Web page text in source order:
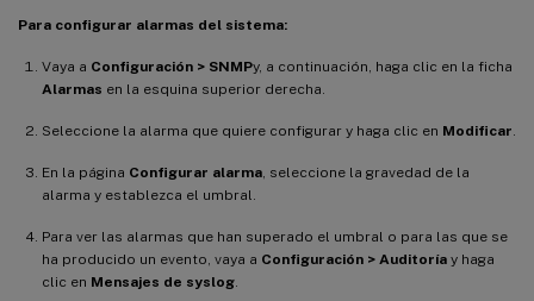
Para configurar alarmas del sistema:
Vaya a Configuración > SNMPy, a continuación, haga clic en la ficha
Alarmas en la esquina superior derecha.
Seleccione la alarma que quiere configurar y haga clic en Modificar
En la página Configurar alarma , seleccione la gravedad de la
alarma y establezca el umbral.
Para ver las alarmas que han superado el umbral o para las que se
ha producido un evento, vaya a Configuración > Auditoría y haga
clic en Mensajes de syslog